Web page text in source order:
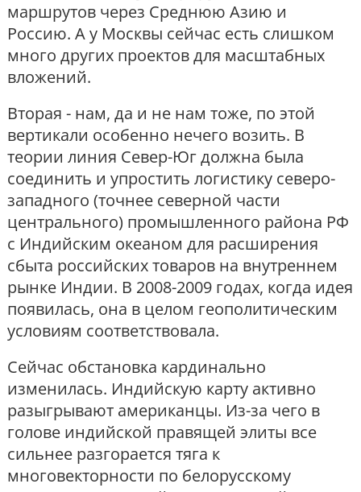
маршрутов через Среднюю Азию и
Россию. А у Москвы сейчас есть слишком
много других проектов для масштабных
вложений.
Вторая - нам, да и не нам тоже, по этой
вертикали особенно нечего возить. В
теории линия Север-Юг должна была
соединить и упростить логистику северо-
западного (точнее северной части
центрального) промышленного района РФ
с Индийским океаном для расширения
сбыта российских товаров на внутреннем
рынке Индии. В 2008-2009 годах, когда идея
появилась, она в целом геополитическим
условиям соответствовала.
Сейчас обстановка кардинально
изменилась. Индийскую карту активно
разыгрывают американцы. Из-за чего в
голове индийской правящей элиты все
сильнее разгорается тяга к
многовекторности по белорусскому